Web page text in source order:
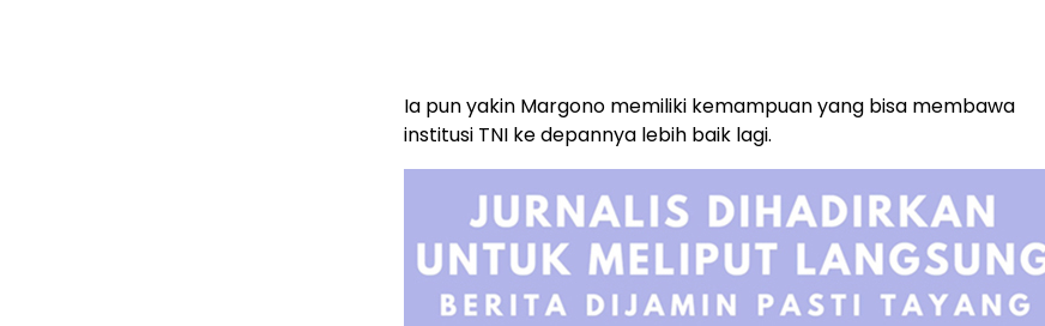
Ia pun yakin Margono memiliki kemampuan yang bisa membawa
institusi TNI ke depannya lebih baik lagi.